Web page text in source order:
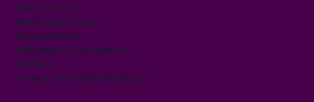
Over Yource
Werken bij Yource
Duurzaamheid
Veiligheid en Compliance
Contact
Privacy- en cookieverklaring